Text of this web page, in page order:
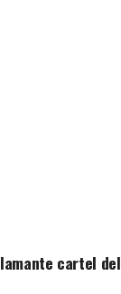
cartel